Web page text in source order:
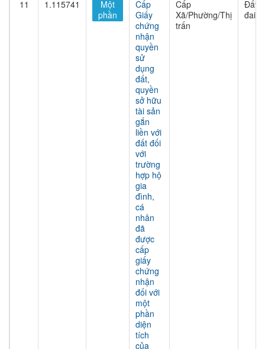
11 1.115741
Một
phần
Cấp
Giấy
chứng
nhận
quyền
sử
dụng
đất,
quyền
sở hữu
tài sản
gắn
liền với
đất đối
với
trường
hợp hộ
gia
đình,
cá
nhân
đã
được
cấp
giấy
chứng
nhận
đối với
một
phần
diện
tích
của
Cấp
Xã/Phường/Thị
trấn
Đất
đai